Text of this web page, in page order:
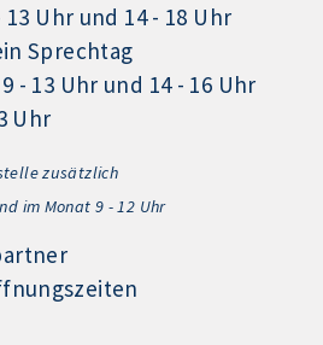
Uhr und 14 - 18 Uhr
Sprechtag
- 13 Uhr und 14 - 16 Uhr
Uhr
zusätzlich
im Monat 9 - 12 Uhr